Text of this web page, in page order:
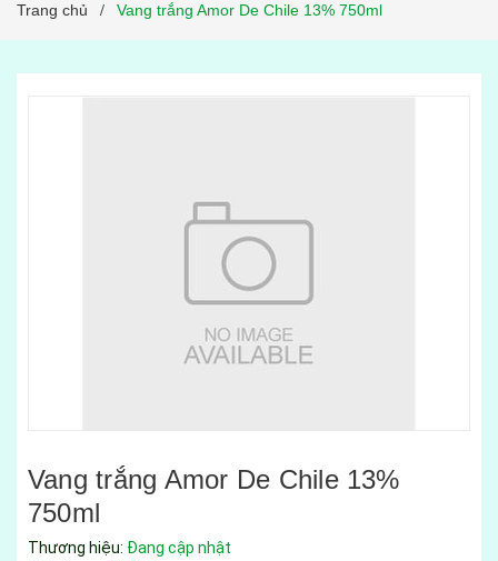
Trang chủ / Vang trắng Amor De Chile 13% 750ml
Vang trắng Amor De Chile 13%
750ml
Thương hiệu: Đang cập nhật